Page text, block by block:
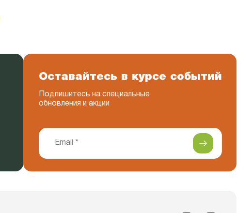
Оставайтесь в курсе событий
Подпишитесь на специальные
обновления и акции